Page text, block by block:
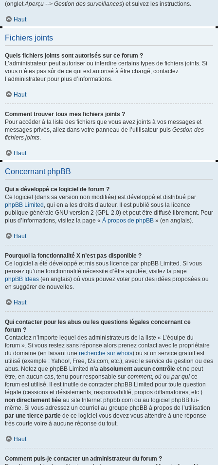
(ongletAperçu --> Gestion des surveillances) et suivez les instructions.
Haut
Fichiers joints
Quels fichiers joints sont autorisés sur ce forum ?
L’administrateur peut autoriser ou interdire certains types de fichiers joints. Si
vous n’êtes pas sûr de ce qui est autorisé à être chargé, contactez
l’administrateur pour plus d’informations.
Haut
Comment trouver tous mes fichiers joints ?
Pour accéder à la liste des fichiers que vous avez joints à vos messages et
messages privés, allez dans votre panneau de l’utilisateur puis Gestion des
fichiers joints.
Haut
Concernant phpBB
Qui a développé ce logiciel de forum ?
Ce logiciel (dans sa version non modifiée) est développé et distribué par
phpBB Limited , qui en a les droits d’auteur. Il est publié sous la licence
publique générale GNU version 2 (GPL-2.0) et peut être diffusé librement. Pour
plus d’informations, visitez la page « À propos de phpBB » (en anglais).
Haut
Pourquoi la fonctionnalité X n’est pas disponible ?
Ce logiciel a été développé et mis sous licence par phpBB Limited. Si vous
pensez qu’une fonctionnalité nécessite d’être ajoutée, visitez la page
phpBB Ideas (en anglais) où vous pouvez voter pour des idées proposées ou
en suggérer de nouvelles.
Haut
Qui contacter pour les abus ou les questions légales concernant ce
forum ?
Contactez n’importe lequel des administrateurs de la liste « L’équipe du
forum ». Si vous restez sans réponse alors prenez contact avec le propriétaire
du domaine (en faisant une recherche sur whois) ou si un service gratuit est
utilisé (exemple : Yahoo!, Free, f2s.com, etc.), avec le service de gestion ou des
abus. Notez que phpBB Limited n’a absolument aucun contrôle et ne peut
être, en aucun cas, tenu pour responsable sur comment, où ou par qui ce
forum est utilisé. Il est inutile de contacter phpBB Limited pour toute question
légale (cessions et désistements, responsabilité, propos diffamatoires, etc.)
non directement liée au site Internet phpbb.com ou au logiciel phpBB lui-
même. Si vous adressez un courriel au groupe phpBB à propos de l’utilisation
par une tierce partie de ce logiciel vous devez vous attendre à une réponse
très courte voire à aucune réponse du tout.
Haut
Comment puis-je contacter un administrateur du forum ?